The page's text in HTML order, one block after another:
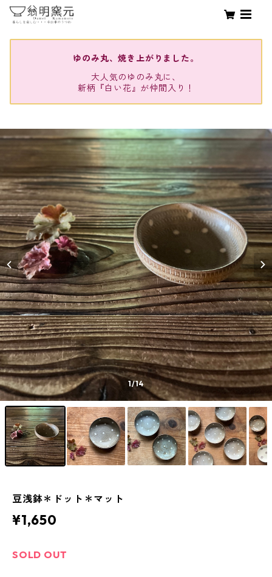
ゆのみ丸、焼き上がりました。
大人気のゆのみ丸に、
新柄『白い花』が仲間入り！
1/14
豆浅鉢＊ドット＊マット
¥1,650
SOLD OUT